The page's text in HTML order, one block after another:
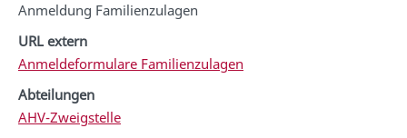
Anmeldung Familienzulagen
URL extern
Anmeldeformulare Familienzulagen
Abteilungen
AHV-Zweigstelle